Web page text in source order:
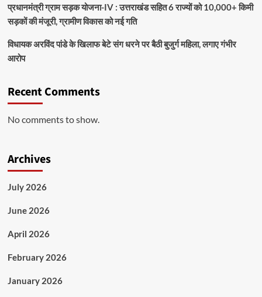
प्रधानमंत्री ग्राम सड़क योजना-IV : उत्तराखंड सहित 6 राज्यों को 10,000+ किमी
सड़कों की मंजूरी, ग्रामीण विकास को नई गति
विधायक अरविंद पांडे के खिलाफ बेटे संग धरने पर बैठी बुजुर्ग महिला, लगाए गंभीर
आरोप
Recent Comments
No comments to show.
Archives
July 2026
June 2026
April 2026
February 2026
January 2026